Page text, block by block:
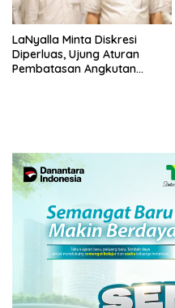
LaNyalla Minta Diskresi
Diperluas, Ujung Aturan
Pembatasan Angkutan